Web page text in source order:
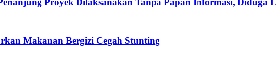
Proyek Dilaksanakan Tanpa Papan Informasi, Diduga
Makanan Bergizi Cegah Stunting